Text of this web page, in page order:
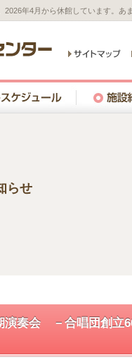
2026年4月から休館しています。
らせ
演奏会 －合唱団創立